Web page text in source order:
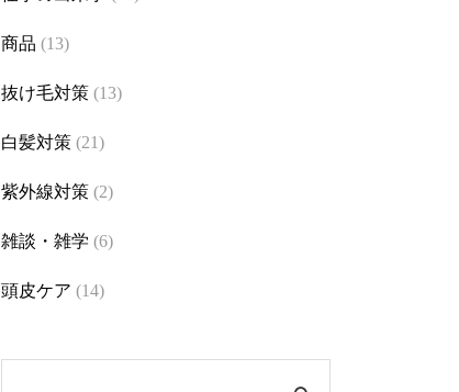
商品 (13)
抜け毛対策 (13)
白髪対策 (21)
紫外線対策 (2)
雑談・雑学 (6)
頭皮ケア (14)